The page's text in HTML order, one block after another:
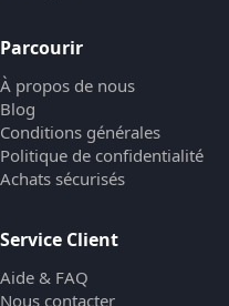
Parcourir
À propos de nous
Blog
Conditions générales
Politique de confidentialité
Achats sécurisés
Service Client
Aide & FAQ
Nous contacter